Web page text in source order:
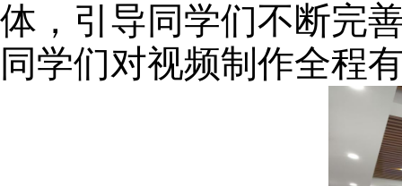
体， 引导同学们不断完
同学们对视频制作全程